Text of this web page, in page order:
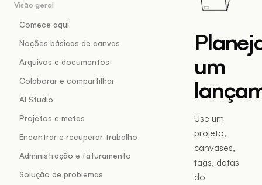
Visão geral
Comece aqui
Noções básicas de canvas
Arquivos e documentos
Colaborar e compartilhar
AI Studio
Projetos e metas
Encontrar e recuperar trabalho
Administração e faturamento
Solução de problemas
um
Use um
projeto,
canvases,
tags, datas
do